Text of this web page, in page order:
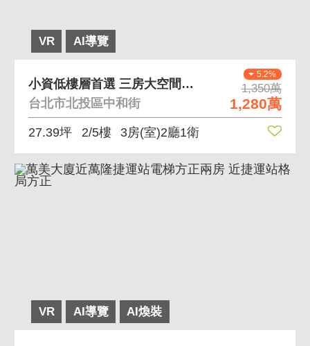
VR AI導覽
5.2%
1,350萬
1,280萬
小資低樓層首選 三房大空間、輕裝潢可直接入住
台北市北投區中和街
27.39坪 2/5樓 3房(室)2廳1衛
VR AI導覽 AI煥裝